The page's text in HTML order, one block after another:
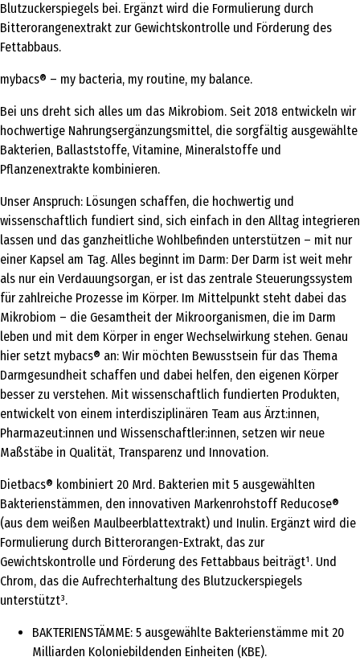
Blutzuckerspiegels bei. Ergänzt wird die Formulierung durch
Bitterorangenextrakt zur Gewichtskontrolle und Förderung des
Fettabbaus.
mybacs® – my bacteria, my routine, my balance.
Bei uns dreht sich alles um das Mikrobiom. Seit 2018 entwickeln wir
hochwertige Nahrungsergänzungsmittel, die sorgfältig ausgewählte
Bakterien, Ballaststoffe, Vitamine, Mineralstoffe und
Pflanzenextrakte kombinieren.
Unser Anspruch: Lösungen schaffen, die hochwertig und
wissenschaftlich fundiert sind, sich einfach in den Alltag integrieren
lassen und das ganzheitliche Wohlbefinden unterstützen – mit nur
einer Kapsel am Tag. Alles beginnt im Darm: Der Darm ist weit mehr
als nur ein Verdauungsorgan, er ist das zentrale Steuerungssystem
für zahlreiche Prozesse im Körper. Im Mittelpunkt steht dabei das
Mikrobiom – die Gesamtheit der Mikroorganismen, die im Darm
leben und mit dem Körper in enger Wechselwirkung stehen. Genau
hier setzt mybacs® an: Wir möchten Bewusstsein für das Thema
Darmgesundheit schaffen und dabei helfen, den eigenen Körper
besser zu verstehen. Mit wissenschaftlich fundierten Produkten,
entwickelt von einem interdisziplinären Team aus Ärzt:innen,
Pharmazeut:innen und Wissenschaftler:innen, setzen wir neue
Maßstäbe in Qualität, Transparenz und Innovation.
Dietbacs® kombiniert 20 Mrd. Bakterien mit 5 ausgewählten
Bakterienstämmen, den innovativen Markenrohstoff Reducose®
(aus dem weißen Maulbeerblattextrakt) und Inulin. Ergänzt wird die
Formulierung durch Bitterorangen-Extrakt, das zur
Gewichtskontrolle und Förderung des Fettabbaus beiträgt¹. Und
Chrom, das die Aufrechterhaltung des Blutzuckerspiegels
unterstützt³.
BAKTERIENSTÄMME: 5 ausgewählte Bakterienstämme mit 20
Milliarden Koloniebildenden Einheiten (KBE).